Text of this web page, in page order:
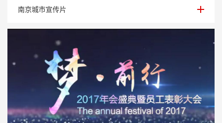
南京城市宣传片
南京城市宣传片